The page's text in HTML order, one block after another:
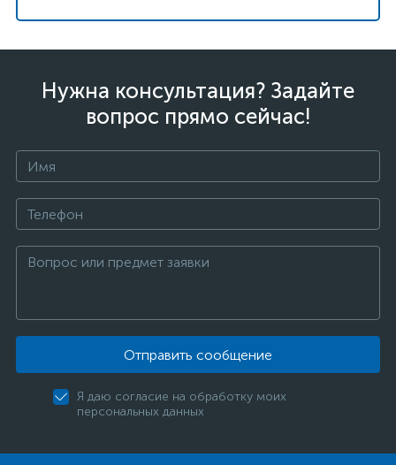
Нужна консультация? Задайте
вопрос прямо сейчас!
Отправить сообщение
Я даю согласие на обработку моих
персональных данных